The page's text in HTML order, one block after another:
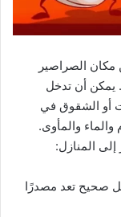
الصراصير
يمكن أن تدخل
أو الشقوق في
والمأوى.
المنازل:
صحيح تعد مصدرًا